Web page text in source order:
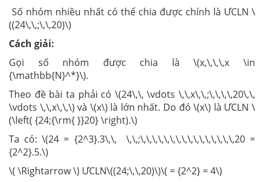
Số nhóm nhiều nhất có thể chia được chính là ƯCLN \
((24\,\,;\,\,20)\)
Cách giải:
Gọi số nhóm được chia là \(x,\,\,\,x \in
{\mathbb{N}^*}\).
Theo đề bài ta phải có \(24\,\, \vdots \,\,x\,\,;\,\,\,\,20\,\,
\vdots \,\,x\,\,\) và \(x\) là lớn nhất. Do đó \(x\) là ƯCLN \
(\left( {24;{\rm{ }}20} \right).\)
Ta có: \(24 = {2^3}.3\,\, \,\,;\,\,\,\,\,\,\,\,\,\,\,\,\,\,\,\,20 =
{2^2}.5.\)
\( \Rightarrow \) ƯCLN\((24;\,\,20)\)\( = {2^2} = 4\)